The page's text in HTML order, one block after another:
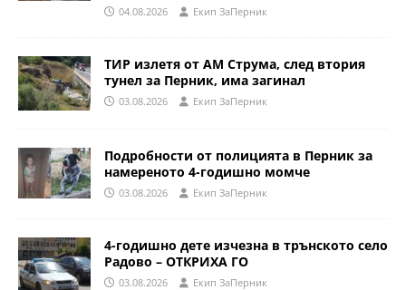
04.08.2026 Eкип ЗаПерник
ТИР излетя от АМ Струма, след втория
тунел за Перник, има загинал
03.08.2026 Eкип ЗаПерник
Подробности от полицията в Перник за
намереното 4-годишно момче
03.08.2026 Eкип ЗаПерник
4-годишно дете изчезна в трънското село
Радово – ОТКРИХА ГО
03.08.2026 Eкип ЗаПерник